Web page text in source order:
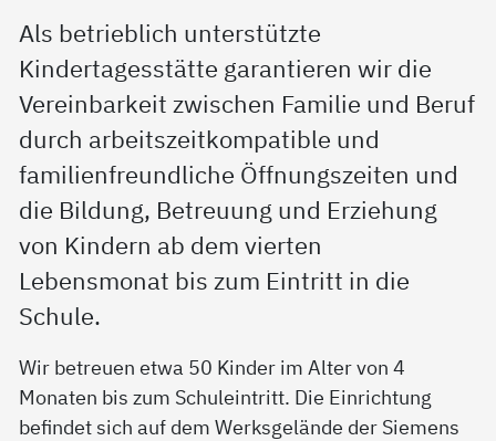
Als betrieblich unterstützte
Kindertagesstätte garantieren wir die
Vereinbarkeit zwischen Familie und Beruf
durch arbeitszeitkompatible und
familienfreundliche Öffnungszeiten und
die Bildung, Betreuung und Erziehung
von Kindern ab dem vierten
Lebensmonat bis zum Eintritt in die
Schule.
Wir betreuen etwa 50 Kinder im Alter von 4
Monaten bis zum Schuleintritt. Die Einrichtung
befindet sich auf dem Werksgelände der Siemens